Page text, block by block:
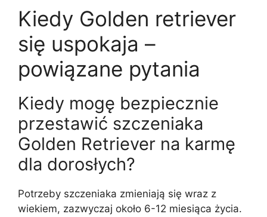
Kiedy Golden retriever
się uspokaja –
powiązane pytania
Kiedy mogę bezpiecznie
przestawić szczeniaka
Golden Retriever na karmę
dla dorosłych?
Potrzeby szczeniaka zmieniają się wraz z
wiekiem, zazwyczaj około 6-12 miesiąca życia.